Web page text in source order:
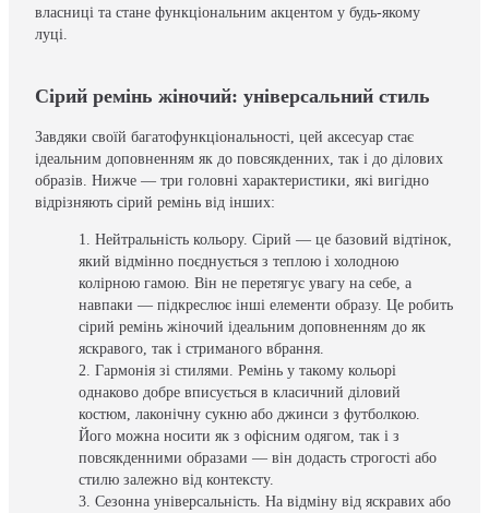
власниці та стане функціональним акцентом у будь-якому
луці.
Сірий ремінь жіночий: універсальний стиль
Завдяки своїй багатофункціональності, цей аксесуар стає
ідеальним доповненням як до повсякденних, так і до ділових
образів. Нижче — три головні характеристики, які вигідно
відрізняють сірий ремінь від інших:
Нейтральність кольору. Сірий — це базовий відтінок,
який відмінно поєднується з теплою і холодною
колірною гамою. Він не перетягує увагу на себе, а
навпаки — підкреслює інші елементи образу. Це робить
сірий ремінь жіночий ідеальним доповненням до як
яскравого, так і стриманого вбрання.
Гармонія зі стилями. Ремінь у такому кольорі
однаково добре вписується в класичний діловий
костюм, лаконічну сукню або джинси з футболкою.
Його можна носити як з офісним одягом, так і з
повсякденними образами — він додасть строгості або
стилю залежно від контексту.
Сезонна універсальність. На відміну від яскравих або